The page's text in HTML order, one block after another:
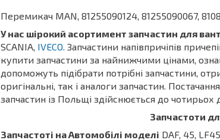
Перемикач MAN, 81255090124, 81255090067,
У нас шірокий асортимент запчастин для
SCANIA, IVECO. Запчастини напівпричіпів
купити запчастини за найнижчими цінами,
допоможуть підібрати потрібні запчастини,
оригінальні, так і аналоги запчастин.
запчастин із Польщі здійснюється до чотирьох
Запчастоти
Запчастоті на Автомобілі моделі DAF, 45,